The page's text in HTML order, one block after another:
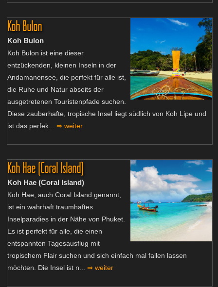
Koh Bulon
Koh Bulon
Koh Bulon ist eine dieser
entzückenden, kleinen Inseln in der
Andamanensee, die perfekt für alle ist,
die Ruhe und Natur abseits der
ausgetretenen Touristenpfade suchen.
Diese zauberhafte, tropische Insel liegt südlich von Koh Lipe und
ist das perfek... ⇒ weiter
Koh Hae (Coral Island)
Koh Hae (Coral Island)
Koh Hae, auch Coral Island genannt,
ist ein wahrhaft traumhaftes
Inselparadies in der Nähe von Phuket.
Es ist perfekt für alle, die einen
entspannten Tagesausflug mit
tropischem Flair suchen und sich einfach mal fallen lassen
möchten. Die Insel ist n... ⇒ weiter